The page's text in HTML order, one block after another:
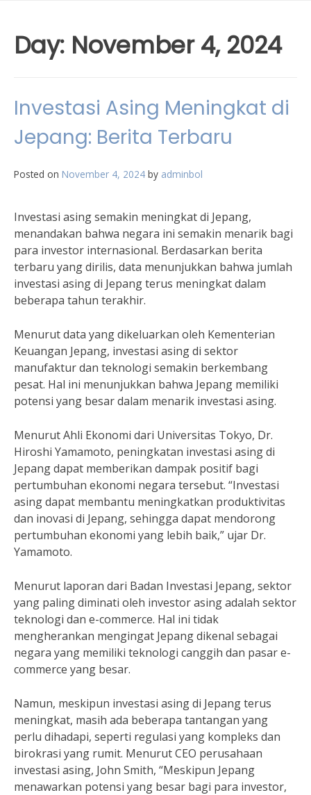
Day: November 4, 2024
Investasi Asing Meningkat di
Jepang: Berita Terbaru
Posted on November 4, 2024 by adminbol
Investasi asing semakin meningkat di Jepang,
menandakan bahwa negara ini semakin menarik bagi
para investor internasional. Berdasarkan berita
terbaru yang dirilis, data menunjukkan bahwa jumlah
investasi asing di Jepang terus meningkat dalam
beberapa tahun terakhir.
Menurut data yang dikeluarkan oleh Kementerian
Keuangan Jepang, investasi asing di sektor
manufaktur dan teknologi semakin berkembang
pesat. Hal ini menunjukkan bahwa Jepang memiliki
potensi yang besar dalam menarik investasi asing.
Menurut Ahli Ekonomi dari Universitas Tokyo, Dr.
Hiroshi Yamamoto, peningkatan investasi asing di
Jepang dapat memberikan dampak positif bagi
pertumbuhan ekonomi negara tersebut. “Investasi
asing dapat membantu meningkatkan produktivitas
dan inovasi di Jepang, sehingga dapat mendorong
pertumbuhan ekonomi yang lebih baik,” ujar Dr.
Yamamoto.
Menurut laporan dari Badan Investasi Jepang, sektor
yang paling diminati oleh investor asing adalah sektor
teknologi dan e-commerce. Hal ini tidak
mengherankan mengingat Jepang dikenal sebagai
negara yang memiliki teknologi canggih dan pasar e-
commerce yang besar.
Namun, meskipun investasi asing di Jepang terus
meningkat, masih ada beberapa tantangan yang
perlu dihadapi, seperti regulasi yang kompleks dan
birokrasi yang rumit. Menurut CEO perusahaan
investasi asing, John Smith, “Meskipun Jepang
menawarkan potensi yang besar bagi para investor,